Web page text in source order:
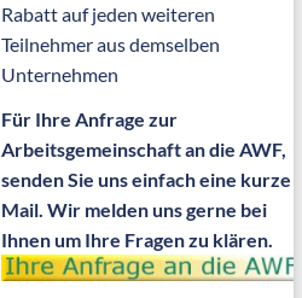
Rabatt auf jeden weiteren
Teilnehmer aus demselben
Unternehmen
Für Ihre Anfrage zur
Arbeitsgemeinschaft an die AWF,
senden Sie uns einfach eine kurze
Mail. Wir melden uns gerne bei
Ihnen um Ihre Fragen zu klären.